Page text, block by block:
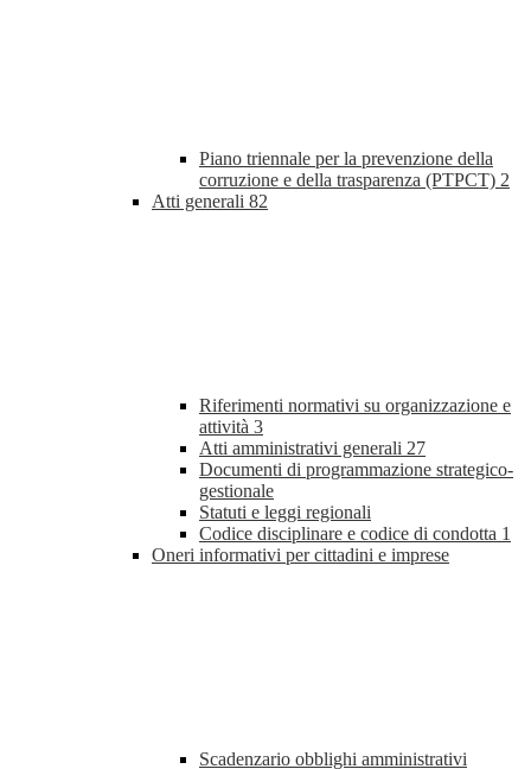
Piano triennale per la prevenzione della
corruzione e della trasparenza (PTPCT) 2
Atti generali 82
Riferimenti normativi su organizzazione e
attività 3
Atti amministrativi generali 27
Documenti di programmazione strategico-
gestionale
Statuti e leggi regionali
Codice disciplinare e codice di condotta 1
Oneri informativi per cittadini e imprese
Scadenzario obblighi amministrativi